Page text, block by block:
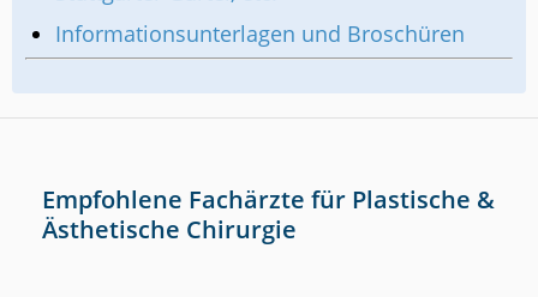
Informationsunterlagen und Broschüren
Empfohlene Fachärzte für Plastische &
Ästhetische Chirurgie